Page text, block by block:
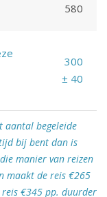
580
300
± 40
aantal begeleide
bij bent dan is
manier van reizen
maakt de reis €265
reis €345 pp. duurder